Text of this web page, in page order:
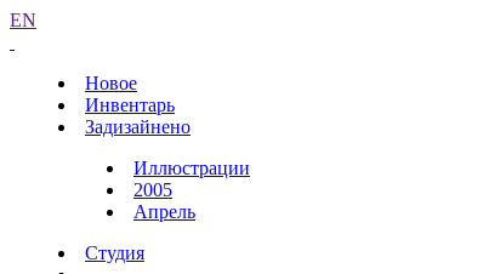
EN
Новое
Инвентарь
Задизайнено
Иллюстрации
2005
Апрель
Студия